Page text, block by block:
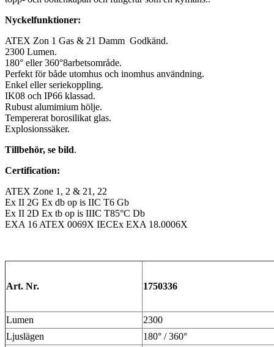
Nyckelfunktioner:
ATEX Zon 1 Gas & 21 Damm Godkänd.
2300 Lumen.
180° eller 360°8arbetsområde.
Perfekt för både utomhus och inomhus användning.
Enkel eller seriekoppling.
IK08 och IP66 klassad.
Rubust alumimium hölje.
Tempererat borosilikat glas.
Explosionssäker.
Tillbehör, se bild.
Certification:
ATEX Zone 1, 2 & 21, 22
Ex II 2G Ex db op is IIC T6 Gb
Ex II 2D Ex tb op is IIIC T85°C Db
EXA 16 ATEX 0069X IECEx EXA 18.0006X
Art. Nr. 1750336
Lumen
2300
Ljuslägen
180° / 360°